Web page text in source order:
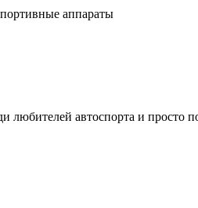
аппараты
любителей автоспорта и просто